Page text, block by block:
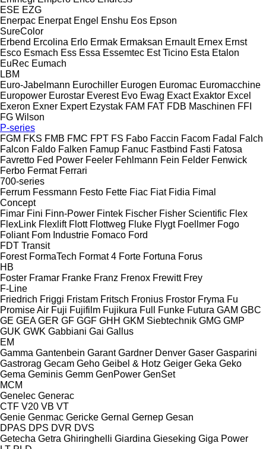
ESE EZG
Enerpac Enerpat Engel Enshu Eos Epson
SureColor
Erbend Ercolina Erlo Ermak Ermaksan Ernault Ernex Ernst
Esco Esmach Ess Essa Essemtec Est Ticino Esta Etalon
EuRec Eumach
LBM
Euro-Jabelmann Eurochiller Eurogen Euromac Euromacchine
Europower Eurostar Everest Evo Ewag Exact Exaktor Excel
Exeron Exner Expert Ezystak FAM FAT FDB Maschinen FFI
FG Wilson
P-series
FGM FKS FMB FMC FPT FS Fabo Faccin Facom Fadal
Falch
Falcon Faldo Falken Famup Fanuc Fastbind Fasti Fatosa
Favretto Fed Power Feeler Fehlmann Fein Felder Fenwick
Ferbo Fermat Ferrari
700-series
Ferrum Fessmann Festo Fette Fiac Fiat Fidia Fimal
Concept
Fimar Fini Finn-Power Fintek Fischer Fisher Scientific Flex
FlexLink Flexlift Flott Flottweg Fluke Flygt Foellmer Fogo
Foliant Fom Industrie Fomaco Ford
FDT Transit
Forest FormaTech Format 4 Forte Fortuna Forus
HB
Foster Framar Franke Franz Frenox Frewitt Frey
F-Line
Friedrich Friggi Fristam Fritsch Fronius Frostor Fryma Fu
Promise Air Fuji Fujifilm Fujikura Full Funke Futura GAM GBC
GE GEA GER GF GGF GHH GKM Siebtechnik GMG GMP
GUK GWK Gabbiani Gai Gallus
EM
Gamma Gantenbein Garant Gardner Denver Gaser Gasparini
Gastrorag Gecam Geho Geibel & Hotz Geiger Geka Geko
Gema Geminis Gemm GenPower GenSet
MCM
Genelec Generac
CTF V20 VB VT
Genie Genmac Gericke Gernal Gernep Gesan
DPAS DPS DVR DVS
Getecha Getra Ghiringhelli Giardina Gieseking Giga Power